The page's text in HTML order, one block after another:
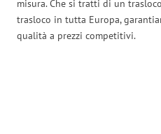
misura. Che si tratti di un
trasloco in tutta Europa,
qualità a prezzi competitivi.